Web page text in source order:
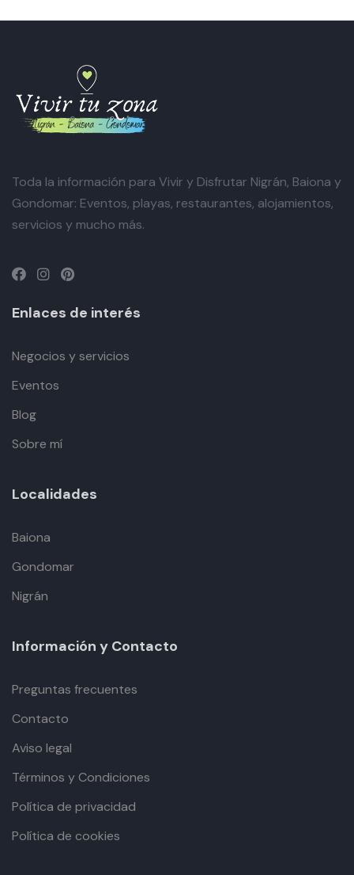
Toda la información para Vivir y Disfrutar Nigrán, Baiona y
Gondomar: Eventos, playas, restaurantes, alojamientos,
servicios y mucho más.
Enlaces de interés
Negocios y servicios
Eventos
Blog
Sobre mí
Localidades
Baiona
Gondomar
Nigrán
Información y Contacto
Preguntas frecuentes
Contacto
Aviso legal
Términos y Condiciones
Política de privacidad
Política de cookies